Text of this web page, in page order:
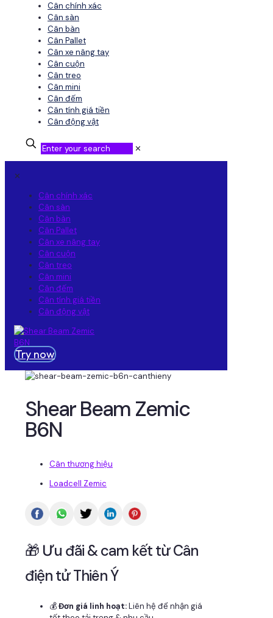
Cân chính xác
Cân sàn
Cân bàn
Cân Pallet
Cân xe nâng tay
Cân cuộn
Cân treo
Cân mini
Cân đếm
Cân tính giá tiền
Cân động vật
✕
✕
Cân chính xác
Cân sàn
Cân bàn
Cân Pallet
Cân xe nâng tay
Cân cuộn
Cân treo
Cân mini
Cân đếm
Cân tính giá tiền
Cân động vật
Try now
Shear Beam Zemic
B6N
Cân thương hiệu
Loadcell Zemic
🎁 Ưu đãi & cam kết từ Cân
điện tử Thiên Ý
💰Đơn giá linh hoạt:Liên hệ để nhận giá